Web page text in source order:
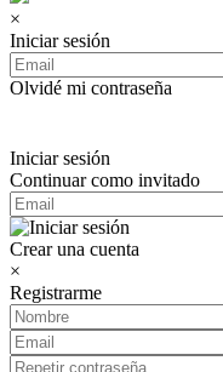
×
Iniciar sesión
Olvidé mi contraseña
Iniciar sesión
Continuar como invitado
Crear una cuenta
×
Registrarme